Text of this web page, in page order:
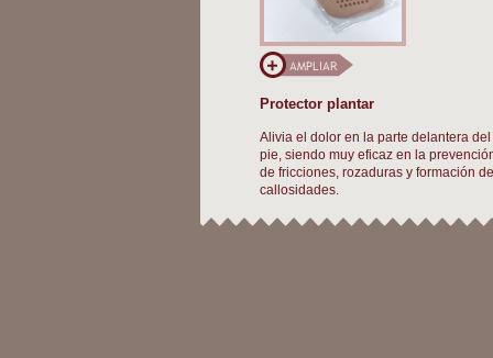
Protector plantar
Alivia el dolor en la parte delantera del
pie, siendo muy eficaz en la
de fricciones, rozaduras y formación de
callosidades.